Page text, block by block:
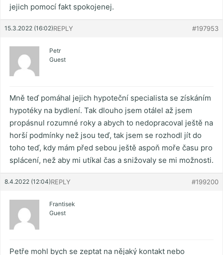
jejich pomocí fakt spokojenej.
15.3.2022 (16:02) #197953
REPLY
Petr
Guest
Mně teď pomáhal jejich hypoteční specialista se získáním
hypotéky na bydlení. Tak dlouho jsem otálel až jsem
propásnul rozumné roky a abych to nedopracoval ještě na
horší podmínky než jsou teď, tak jsem se rozhodl jít do
toho teď, kdy mám před sebou ještě aspoň moře času pro
splácení, než aby mi utíkal čas a snižovaly se mi možnosti.
8.4.2022 (12:04) #199200
REPLY
Frantisek
Guest
Petře mohl bych se zeptat na nějaký kontakt nebo